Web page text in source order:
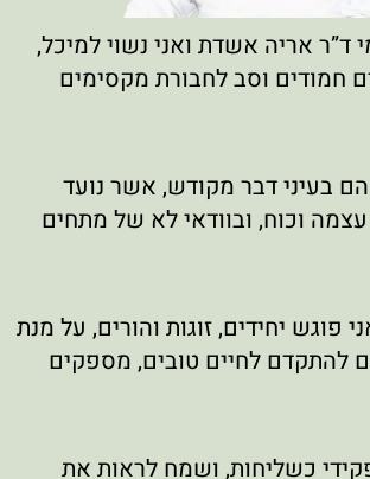
ד”ר אריה אשדת ואני נשוי למיכל,
חמודים וסב לחבורת מקסימים
בעיני דבר מקודש, אשר נועד
וכוח, ובוודאי לא של מתחים
פוגש יחידים, זוגות והורים, על מנת
להתקדם לחיים טובים, מספקים
כשליחות, ושמח לראות את